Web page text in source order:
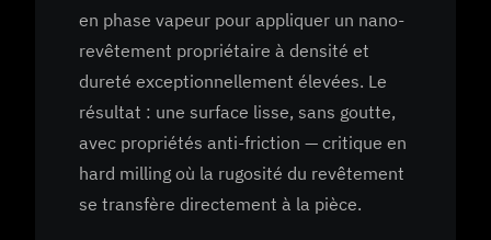
en phase vapeur pour appliquer un nano-
revêtement propriétaire à densité et
dureté exceptionnellement élevées. Le
résultat : une surface lisse, sans goutte,
avec propriétés anti-friction — critique en
hard milling où la rugosité du revêtement
se transfère directement à la pièce.